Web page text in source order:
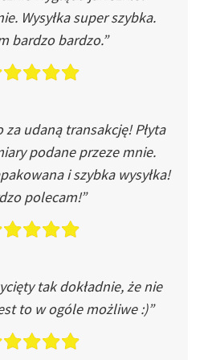
Wysyłka super szybka.
bardzo bardzo.”
za udaną transakcję! Płyta
podane przeze mnie.
i szybka wysyłka!
polecam!”
tak dokładnie, że nie
to w ogóle możliwe :)”